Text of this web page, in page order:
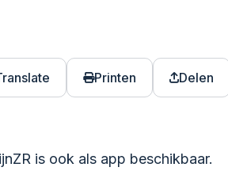
Printen Delen
is ook als app beschikbaar.